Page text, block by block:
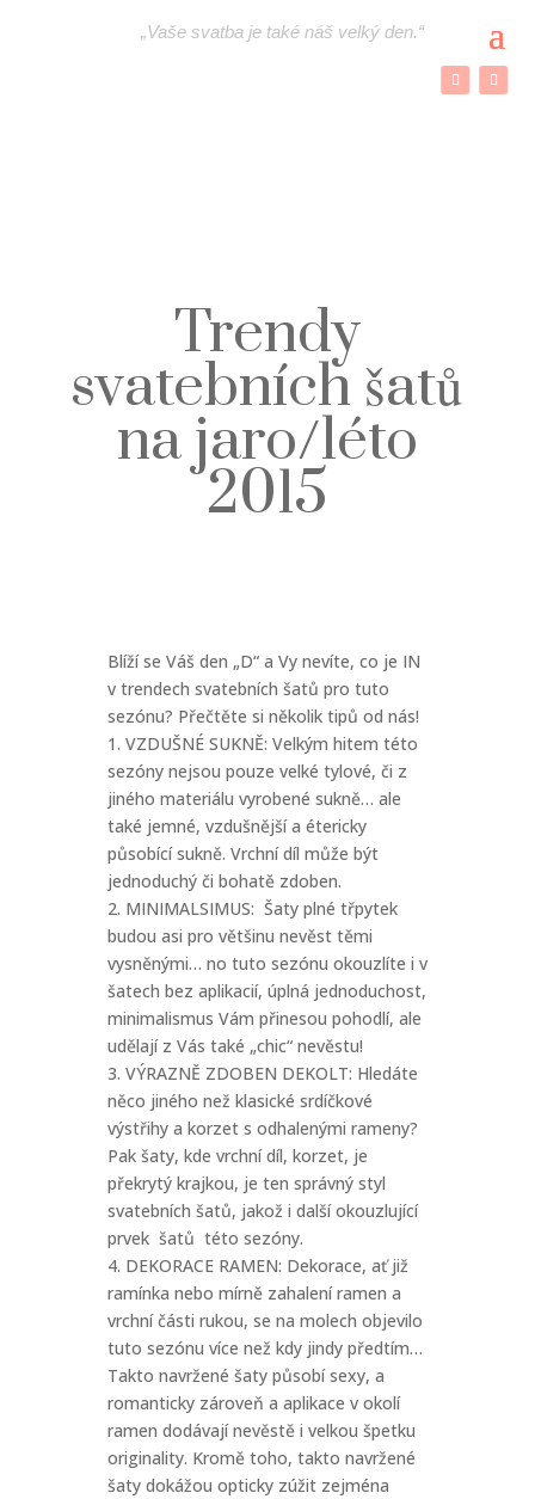
„Vaše svatba je také náš velký den.“
Trendy
svatebních šatů
na jaro/léto
2015
Blíží se Váš den „D“ a Vy nevíte, co je IN
v trendech svatebních šatů pro tuto
sezónu? Přečtěte si několik tipů od nás!
1. VZDUŠNÉ SUKNĚ: Velkým hitem této
sezóny nejsou pouze velké tylové, či z
jiného materiálu vyrobené sukně… ale
také jemné, vzdušnější a étericky
působící sukně. Vrchní díl může být
jednoduchý či bohatě zdoben.
2. MINIMALSIMUS: Šaty plné třpytek
budou asi pro většinu nevěst těmi
vysněnými… no tuto sezónu okouzlíte i v
šatech bez aplikacií, úplná jednoduchost,
minimalismus Vám přinesou pohodlí, ale
udělají z Vás také „chic“ nevěstu!
3. VÝRAZNĚ ZDOBEN DEKOLT: Hledáte
něco jiného než klasické srdíčkové
výstřihy a korzet s odhalenými rameny?
Pak šaty, kde vrchní díl, korzet, je
překrytý krajkou, je ten správný styl
svatebních šatů, jakož i další okouzlující
prvek šatů této sezóny.
4. DEKORACE RAMEN: Dekorace, ať již
ramínka nebo mírně zahalení ramen a
vrchní části rukou, se na molech objevilo
tuto sezónu více než kdy jindy předtím…
Takto navržené šaty působí sexy, a
romanticky zároveň a aplikace v okolí
ramen dodávají nevěstě i velkou špetku
originality. Kromě toho, takto navržené
šaty dokážou opticky zúžit zejména